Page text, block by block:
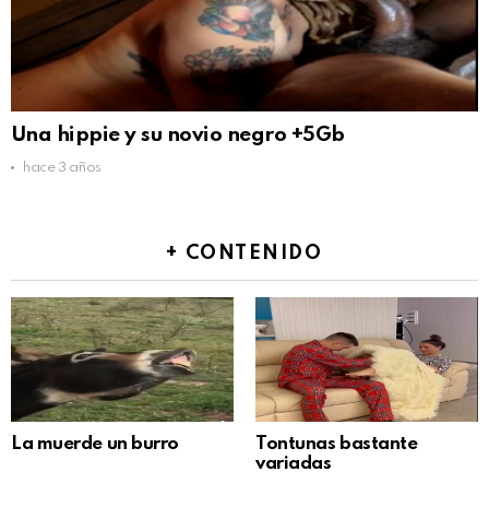
Una hippie y su novio negro +5Gb
hace 3 años
+ CONTENIDO
La muerde un burro
Tontunas bastante
variadas